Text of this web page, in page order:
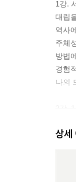
1강.
대립
역사
주체
방법
경험
나의
2강.
초월:
상세